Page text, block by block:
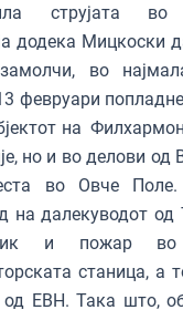
струјата во
додека Мицкоски
во
февруари
на
но и во делови од
во Овче
на далекуводот од
и пожар во
станица, а
ЕВН. Така што,